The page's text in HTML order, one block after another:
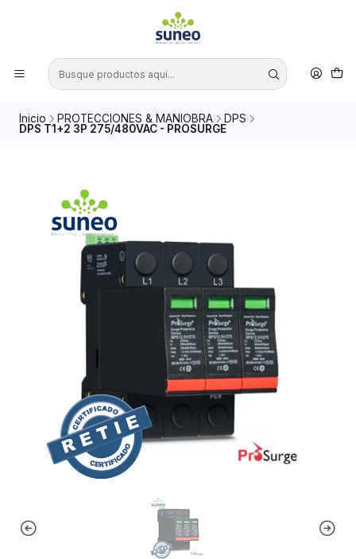
Inicio PROTECCIONES & MANIOBRA
DPS
DPS T1+2 3P 275/480VAC - PROSURGE